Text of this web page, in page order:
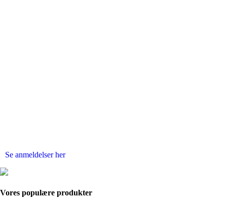
Se anmeldelser her
Vores populære produkter